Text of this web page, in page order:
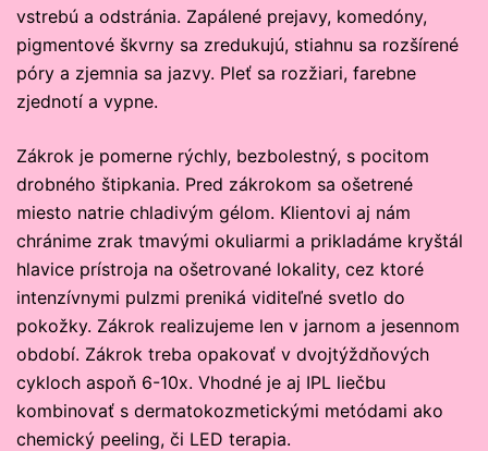
vstrebú a odstránia. Zapálené prejavy, komedóny,
pigmentové škvrny sa zredukujú, stiahnu sa rozšírené
póry a zjemnia sa jazvy. Pleť sa rozžiari, farebne
zjednotí a vypne.
Zákrok je pomerne rýchly, bezbolestný, s pocitom
drobného štipkania. Pred zákrokom sa ošetrené
miesto natrie chladivým gélom. Klientovi aj nám
chránime zrak tmavými okuliarmi a prikladáme kryštál
hlavice prístroja na ošetrované lokality, cez ktoré
intenzívnymi pulzmi preniká viditeľné svetlo do
pokožky. Zákrok realizujeme len v jarnom a jesennom
období. Zákrok treba opakovať v dvojtýždňových
cykloch aspoň 6-10x. Vhodné je aj IPL liečbu
kombinovať s dermatokozmetickými metódami ako
chemický peeling, či LED terapia.